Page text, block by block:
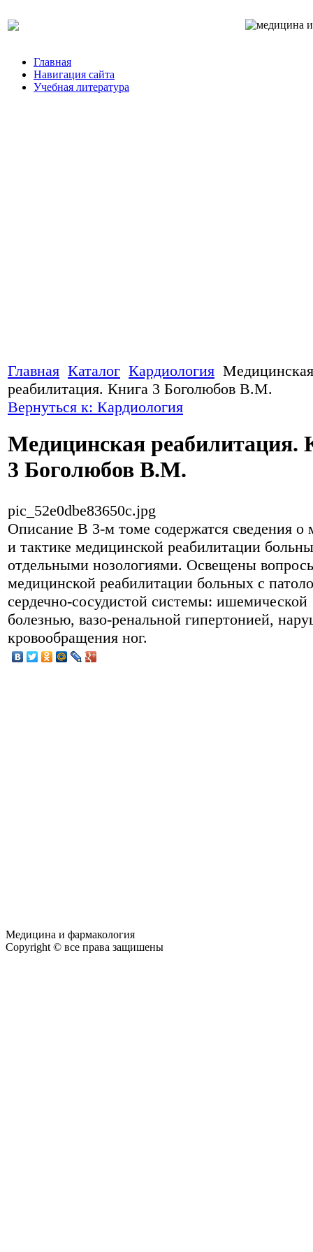
Главная
Навигация сайта
Учебная литература
Главная Каталог Кардиология Медицинская
реабилитация. Книга 3 Боголюбов В.М.
Вернуться к: Кардиология
Медицинская реабилитация.
3 Боголюбов В.М.
pic_52e0dbe83650c.jpg
Описание В 3-м томе содержатся сведения о
и тактике медицинской реабилитации
отдельными нозологиями. Освещены
медицинской реабилитации больных с
сердечно-сосудистой системы: ишемической
болезнью, вазо-ренальной гипертонией,
кровообращения ног.
Медицина и фармакология
Copyright © все права защишены